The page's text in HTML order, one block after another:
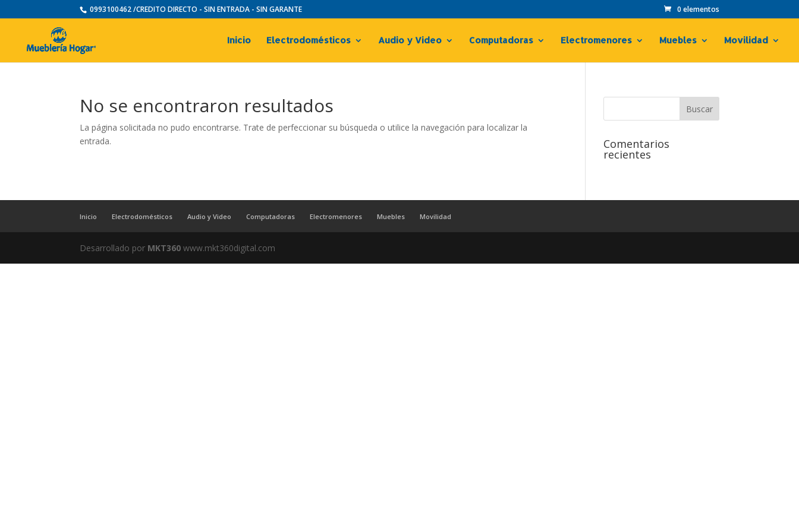
0993100462 /CREDITO DIRECTO - SIN ENTRADA - SIN GARANTE 0 elementos
Inicio Electrodomésticos Audio y Video Computadoras Electromenores Muebles Movilidad
No se encontraron resultados
La página solicitada no pudo encontrarse. Trate de perfeccionar su búsqueda o utilice la navegación para localizar la
entrada.
Comentarios
recientes
Inicio Electrodomésticos Audio y Video Computadoras Electromenores Muebles Movilidad
Desarrollado por MKT360 www.mkt360digital.com